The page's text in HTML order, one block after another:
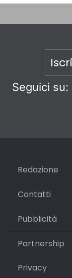
Seguici su:
Redazione
Contatti
Pubblicità
Partnership
Privacy